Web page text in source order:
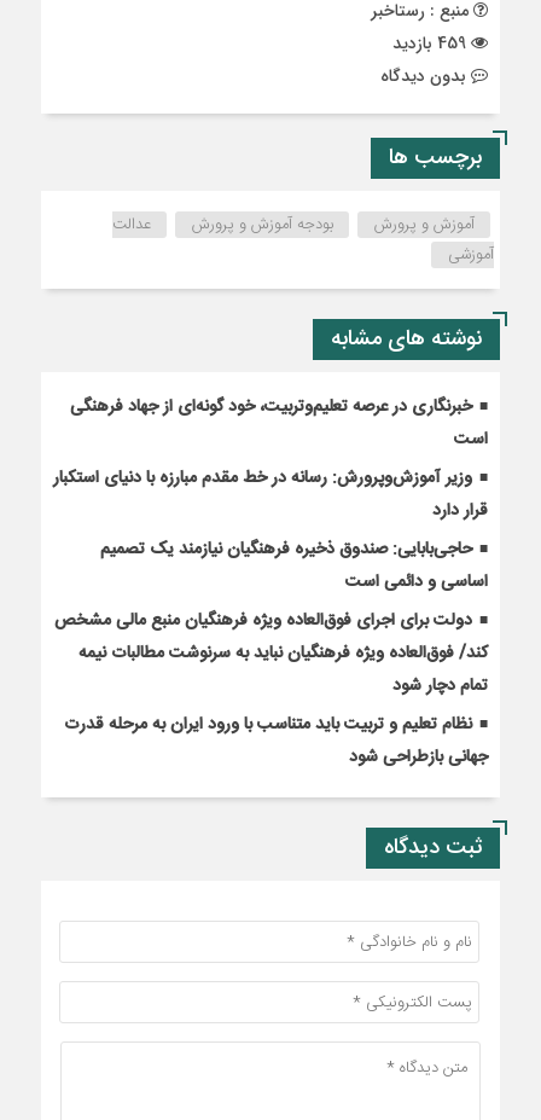
منبع : رستاخبر
بدون دیدگاه
برچسب ها
آموزش و پرورش بودجه آموزش و پرورش
عدالت
آموزشی
نوشته های مشابه
خبرنگاری در عرصه تعلیم‌وتربیت، خود گونه‌ای از جهاد فرهنگی
است
وزیر آموزش‌وپرورش: رسانه در خط مقدم مبارزه با دنیای استکبار
قرار دارد
حاجی‌بابایی: صندوق ذخیره فرهنگیان نیازمند یک تصمیم
اساسی و دائمی است
دولت برای اجرای فوق‌العاده ویژه فرهنگیان منبع مالی مشخص
کند/ فوق‌العاده ویژه فرهنگیان نباید به سرنوشت مطالبات نیمه‌
تمام دچار شود
نظام تعلیم و تربیت باید متناسب با ورود ایران به مرحله قدرت
جهانی بازطراحی شود
ثبت دیدگاه